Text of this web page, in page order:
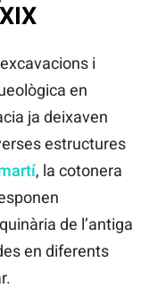
i
en
ja deixaven
estructures
, la cotonera
de l’antiga
en diferents